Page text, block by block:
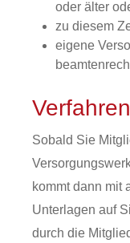
oder älter
zu diesem
eigene
Sobald Sie
kommt dann mit
Unterlagen auf
durch die